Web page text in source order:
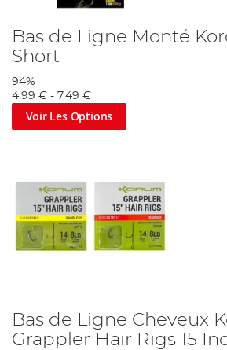
Bas de Ligne Monté
Short
94%
4,99 € - 7,49 €
Voir Les Options
Bas de Ligne Cheveux
Grappler Hair Rigs 15